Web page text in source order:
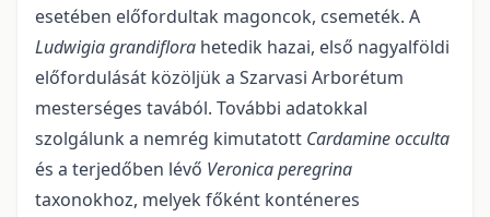
esetében előfordultak magoncok, csemeték. A
Ludwigia grandiflora hetedik hazai, első nagyalföldi
előfordulását közöljük a Szarvasi Arborétum
mesterséges tavából. To­vábbi adatokkal
szolgálunk a nemrég kimutatott Cardamine occulta
és a terjedőben lévő Veronica pe­regrina
taxonokhoz, melyek főként konténeres